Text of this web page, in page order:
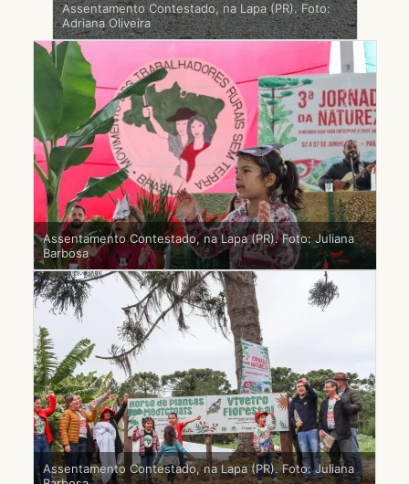
Assentamento Contestado, na Lapa (PR). Foto:
Adriana Oliveira
Assentamento Contestado, na Lapa (PR). Foto: Juliana
Barbosa
Assentamento Contestado, na Lapa (PR). Foto: Juliana